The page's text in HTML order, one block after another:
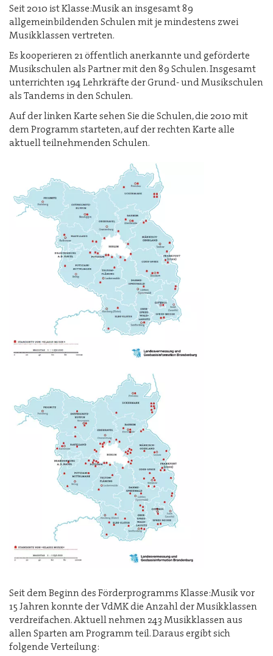
Seit 2010 ist Klasse:Musik an insgesamt 89
allgemeinbildenden Schulen mit je mindestens zwei
Musikklassen vertreten.
Es kooperieren 21 öffentlich anerkannte und geförderte
Musikschulen als Partner mit den 89 Schulen. Insgesamt
unterrichten 194 Lehrkräfte der Grund- und Musikschulen
als Tandems in den Schulen.
Auf der linken Karte sehen Sie die Schulen, die 2010 mit
dem Programm starteten, auf der rechten Karte alle
aktuell teilnehmenden Schulen.
Seit dem Beginn des Förderprogramms Klasse:Musik vor
15 Jahren konnte der VdMK die Anzahl der Musikklassen
verdreifachen. Aktuell nehmen 243 Musikklassen aus
allen Sparten am Programm teil. Daraus ergibt sich
folgende Verteilung: